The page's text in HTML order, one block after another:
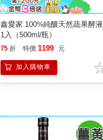
鑫愛家 100%純釀天然蔬果酵液
1入（500ml/瓶）
75 折 特價 1199 元
加入購物車